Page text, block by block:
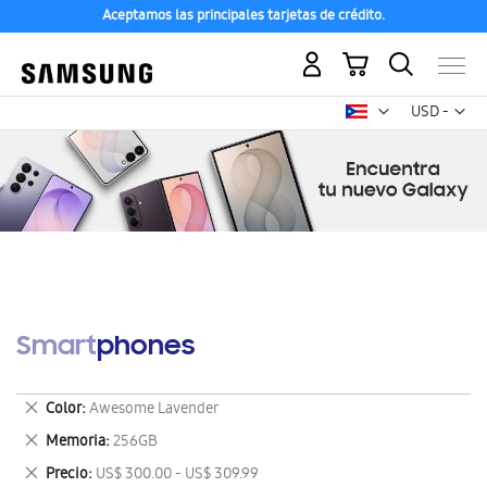
Aceptamos las principales tarjetas de crédito.
USD -
dólar
Mi carrito
Smartphones
Color Awesome Lavender
Eliminar
este
artículo
Memoria 256GB
Eliminar
este
Precio US$ 300.00 - US$ 309.99
Eliminar